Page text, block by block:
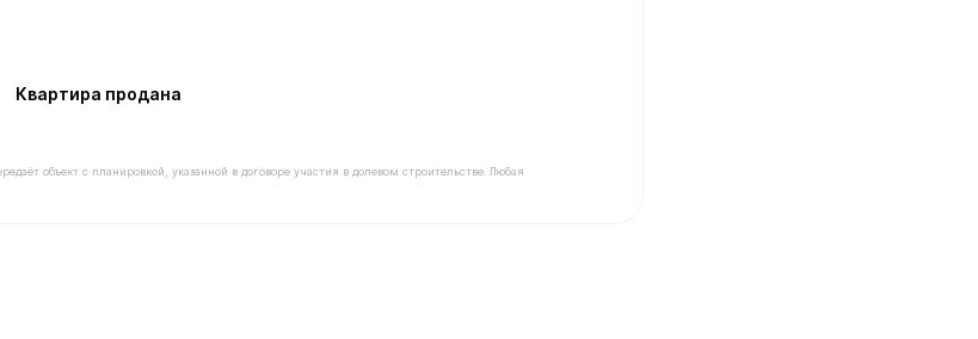
Квартира продана
объект с планировкой, указанной в договоре участия в долевом строительстве. Любая